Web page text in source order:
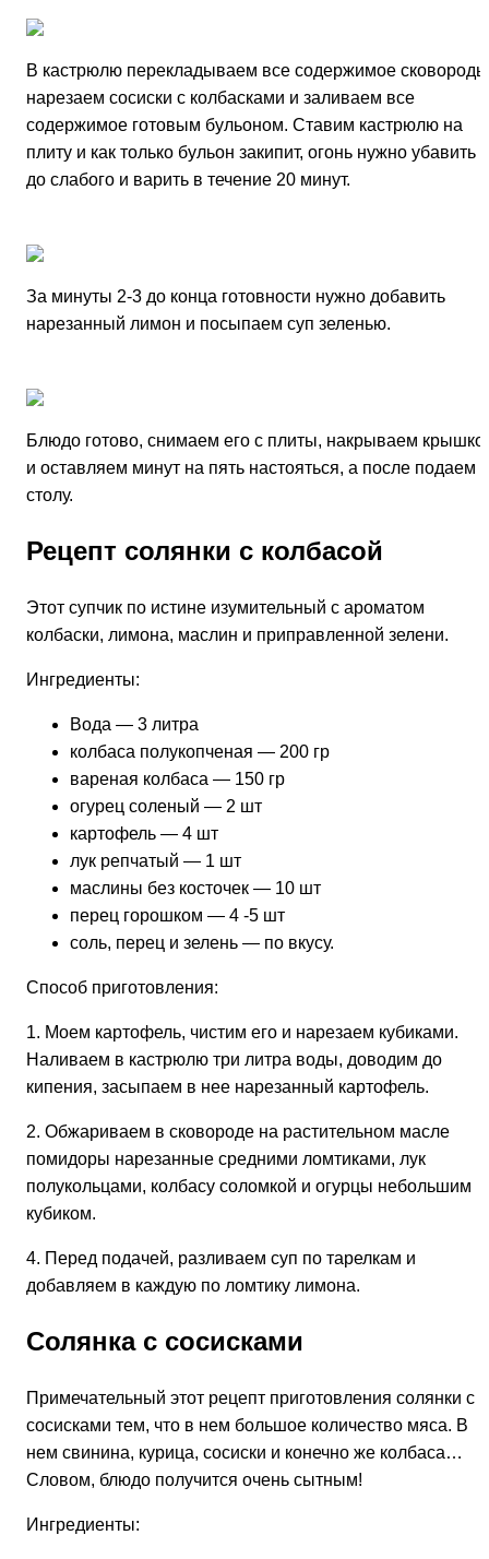
В кастрюлю перекладываем все содержимое
нарезаем сосиски с колбасками и заливаем все
содержимое готовым бульоном. Ставим кастрюлю на
плиту и как только бульон закипит, огонь нужно убавить
до слабого и варить в течение 20 минут.
За минуты 2-3 до конца готовности нужно добавить
нарезанный лимон и посыпаем суп зеленью.
Блюдо готово, снимаем его с плиты, накрываем
и оставляем минут на пять настояться, а после подаем к
столу.
Рецепт солянки с колбасой
Этот супчик по истине изумительный с ароматом
колбаски, лимона, маслин и приправленной зелени.
Ингредиенты:
Вода — 3 литра
колбаса полукопченая — 200 гр
вареная колбаса — 150 гр
огурец соленый — 2 шт
картофель — 4 шт
лук репчатый — 1 шт
маслины без косточек — 10 шт
перец горошком — 4 -5 шт
соль, перец и зелень — по вкусу.
Способ приготовления:
1. Моем картофель, чистим его и нарезаем кубиками.
Наливаем в кастрюлю три литра воды, доводим до
кипения, засыпаем в нее нарезанный картофель.
2. Обжариваем в сковороде на растительном масле
помидоры нарезанные средними ломтиками, лук
полукольцами, колбасу соломкой и огурцы небольшим
кубиком.
4. Перед подачей, разливаем суп по тарелкам и
добавляем в каждую по ломтику лимона.
Солянка с сосисками
Примечательный этот рецепт приготовления солянки с
сосисками тем, что в нем большое количество мяса. В
нем свинина, курица, сосиски и конечно же колбаса…
Словом, блюдо получится очень сытным!
Ингредиенты: